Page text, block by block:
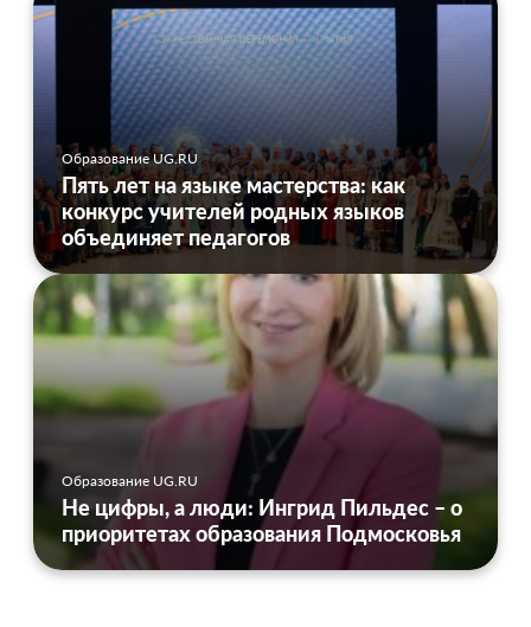
Образование UG.RU
Пять лет на языке мастерства: как
конкурс учителей родных языков
объединяет педагогов
Образование UG.RU
Не цифры, а люди: Ингрид Пильдес – о
приоритетах образования Подмосковья